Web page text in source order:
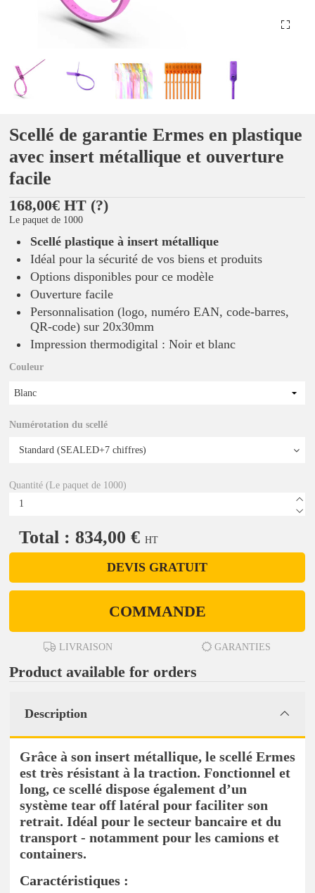
Scellé de garantie Ermes en plastique
avec insert métallique et ouverture
facile
168,00€ HT (?)
Le paquet de 1000
Scellé plastique à insert métallique
Idéal pour la sécurité de vos biens et produits
Options disponibles pour ce modèle
Ouverture facile
Personnalisation (logo, numéro EAN, code-barres,
QR-code) sur 20x30mm
Impression thermodigital : Noir et blanc
Couleur
Blanc
Numérotation du scellé
Quantité (Le paquet de 1000)
Total : 834,00 € HT
DEVIS GRATUIT
COMMANDE
LIVRAISON GARANTIES
Product available for orders
Description
Grâce à son insert métallique, le scellé Ermes
est très résistant à la traction. Fonctionnel et
long, ce scellé dispose également d’un
système tear off latéral pour faciliter son
retrait. Idéal pour le secteur bancaire et du
transport - notamment pour les camions et
containers.
Caractéristiques :